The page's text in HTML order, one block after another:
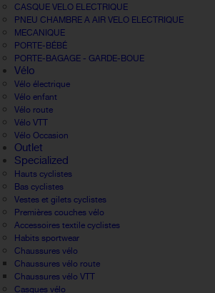
CASQUE VELO ELECTRIQUE
PNEU CHAMBRE A AIR VELO ELECTRIQUE
MECANIQUE
PORTE-BÉBÉ
PORTE-BAGAGE - GARDE-BOUE
Vélo
Vélo électrique
Vélo enfant
Vélo route
Vélo VTT
Vélo Occasion
Outlet
Specialized
Hauts cyclistes
Bas cyclistes
Vestes et gilets cyclistes
Premières couches vélo
Accessoires textile cyclistes
Habits sportwear
Chaussures vélo
Chaussures vélo route
Chaussures vélo VTT
Casques vélo